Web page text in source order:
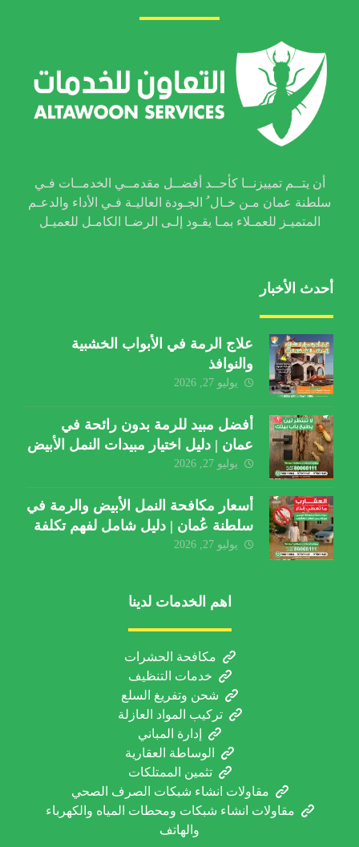
أن يتــم تمييزنــا كأحــد أفضــل مقدمــي الخدمــات فـي
سلطنة عمان مـن خـال ُ الجـودة العاليـة فـي الأداء والدعـم
المتميـز للعمـلاء بمـا يقـود إلـى الرضـا الكامـل للعميـل
أحدث الأخبار
علاج الرمة في الأبواب الخشبية
والنوافذ
يوليو 27, 2026
أفضل مبيد للرمة بدون رائحة في
عمان | دليل اختيار مبيدات النمل الأبيض
يوليو 27, 2026
أسعار مكافحة النمل الأبيض والرمة في
سلطنة عُمان | دليل شامل لفهم تكلفة
الخدمة والعوامل المؤثرة
يوليو 27, 2026
اهم الخدمات لدينا
مكافحة الحشرات
خدمات التنظيف
شحن وتفريغ السلع
تركيب المواد العازلة
إدارة المباني
الوساطة العقارية
تثمين الممتلكات
مقاولات انشاء شبكات الصرف الصحي
مقاولات انشاء شبكات ومحطات المياه والكهرباء
والهاتف